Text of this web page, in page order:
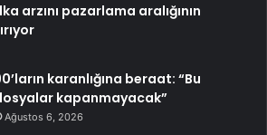
arzını pazarlama aralığının
karanlığına beraat: “Bu
kapanmayacak”
Ağustos 6, 2026